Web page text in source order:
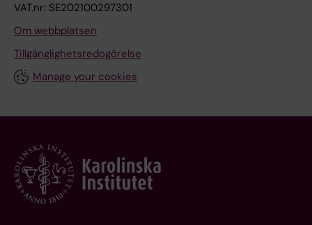
VAT.nr: SE202100297301
Om webbplatsen
Tillgänglighetsredogörelse
Manage your cookies